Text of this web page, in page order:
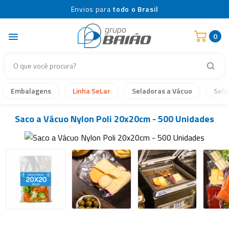
Envios para todo o Brasil
0
Embalagens Linha SeLar Seladoras a Vácuo
Saco a Vácuo Nylon Poli 20x20cm - 500 Unidades